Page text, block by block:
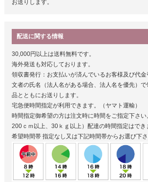
お送りします。
配送に関する情報
30,000円以上は送料無料です。
海外発送も対応しております。
領収書発行：お支払いが済んでいるお客様及び代
文者の氏名（法人名がある場合、法人名を優先）
品とともにお送りします。
宅急便時間指定が利用できます。（ヤマト運輸）
時間指定御希望の方は注文時に時間をご指定下さ
200ｃｍ以上、30ｋｇ以上）配達の時間指定はでき
希望時間帯指定なし又は下記時間帯からお選び下さ